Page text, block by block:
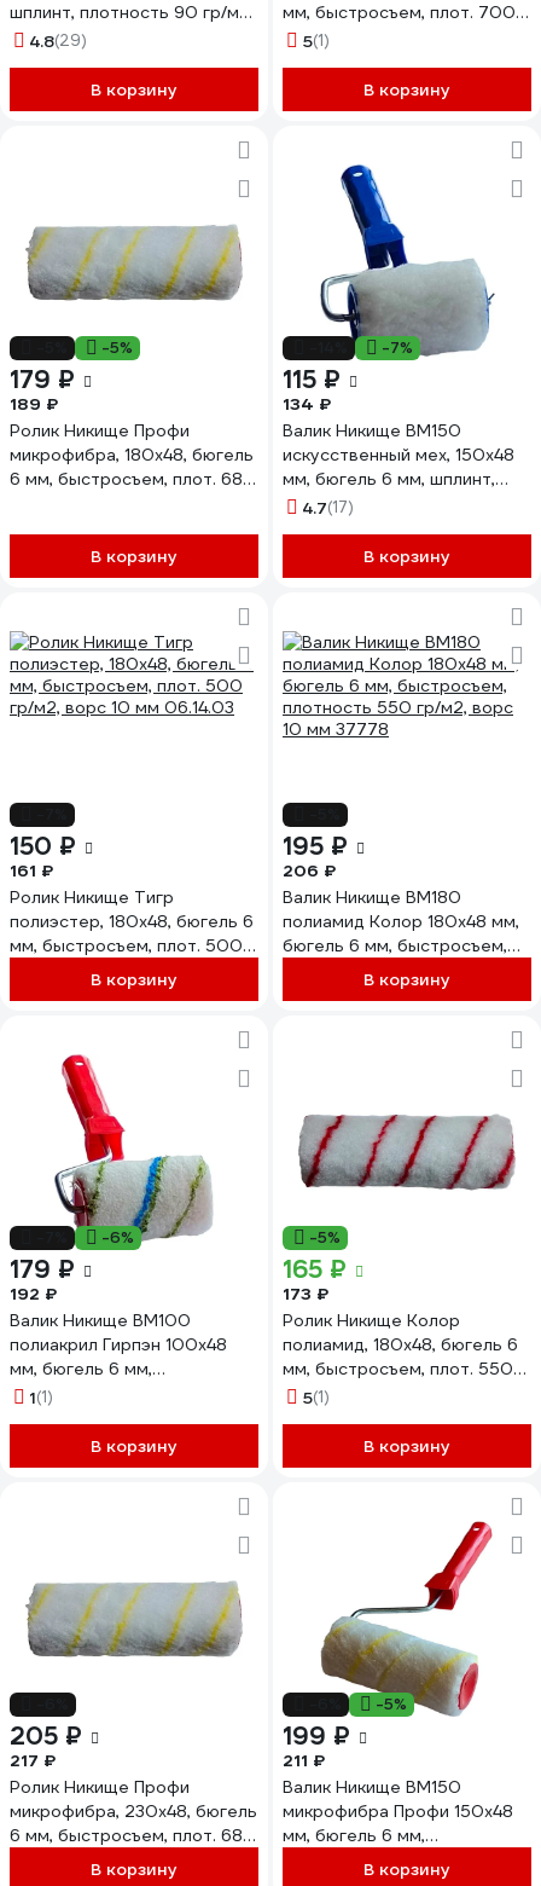
шплинт, плотность 90 гр/м2
38205
4.8(29)
В корзину
мм, быстросъем, плот. 700
гр/м2, ворс 11 мм 37201
5(1)
В корзину
-5%
179 ₽
189 ₽
Ролик Никище Профи
микрофибра, 180x48, бюгель
6 мм, быстросъем, плот. 680
В корзину
-7%
115 ₽
134 ₽
Валик Никище ВМ150
искусственный мех, 150x48
мм, бюгель 6 мм, шплинт,
плотность 450 гр/м2, ворс
4.7(17)
В корзину
150 ₽
161 ₽
Ролик Никище Тигр
полиэстер, 180x48, бюгель 6
мм, быстросъем, плот. 500
гр/м2, ворс 10 мм 06.14.03
В корзину
195 ₽
206 ₽
Валик Никище ВМ180
полиамид Колор 180x48 мм,
бюгель 6 мм, быстросъем,
плотность 550 гр/м2, ворс
В корзину
-6%
179 ₽
192 ₽
Валик Никище ВМ100
полиакрил Гирпэн 100x48
мм, бюгель 6 мм,
быстросъем, плотность 700
1(1)
В корзину
-5%
165 ₽
173 ₽
Ролик Никище Колор
полиамид, 180x48, бюгель 6
мм, быстросъем, плот. 550
гр/м2, ворс 10 мм 06.13.03
5(1)
В корзину
205 ₽
217 ₽
Ролик Никище Профи
микрофибра, 230x48, бюгель
6 мм, быстросъем, плот. 680
гр/м2, ворс 10 мм 37596
В корзину
-5%
199 ₽
211 ₽
Валик Никище ВМ150
микрофибра Профи 150x48
мм, бюгель 6 мм,
быстросъем, плотность 680
В корзину